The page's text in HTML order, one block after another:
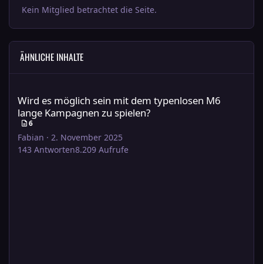
Kein Mitglied betrachtet die Seite.
ÄHNLICHE INHALTE
Wird es möglich sein mit dem typenlosen M6
lange Kampagnen zu spielen?
6
Fabian · 2. November 2025
143 Antworten8.209 Aufrufe